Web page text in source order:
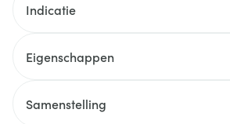
Indicatie
Eigenschappen
Samenstelling